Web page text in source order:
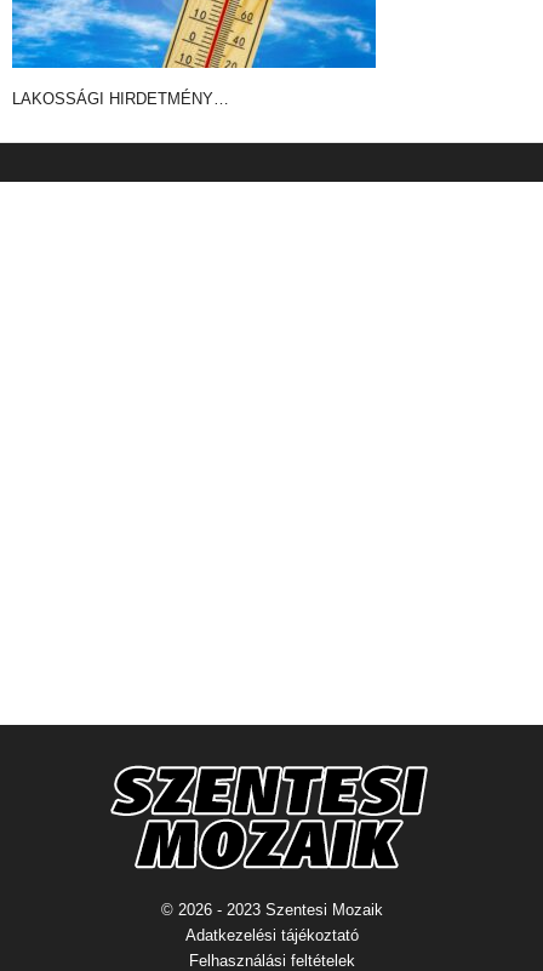
LAKOSSÁGI HIRDETMÉNY…
© 2026 - 2023 Szentesi Mozaik
Adatkezelési tájékoztató
Felhasználási feltételek